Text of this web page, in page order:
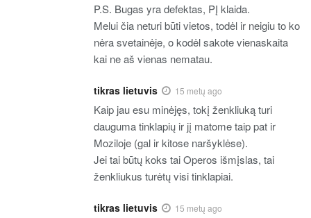
P.S. Bugas yra defektas, PĮ klaida.
Melui čia neturi būti vietos, todėl ir neigiu to ko
nėra svetainėje, o kodėl sakote vienaskaita
kai ne aš vienas nematau.
tikras lietuvis 15 metų ago
Kaip jau esu minėjęs, tokį ženkliuką turi
dauguma tinklapių ir jį matome taip pat ir
Moziloje (gal ir kitose naršyklėse).
Jei tai būtų koks tai Operos išmįslas, tai
ženkliukus turėtų visi tinklapiai.
tikras lietuvis 15 metų ago